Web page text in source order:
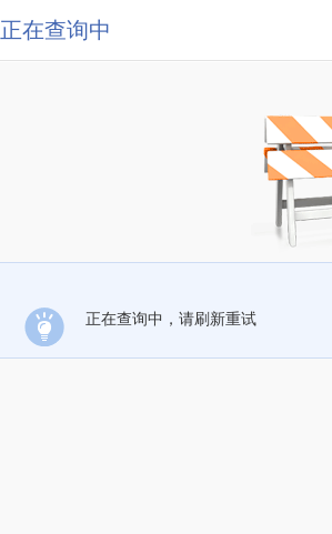
正在查询中
正在查询中，请刷新重试